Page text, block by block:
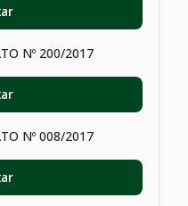
Nº 200/2017
Nº 008/2017